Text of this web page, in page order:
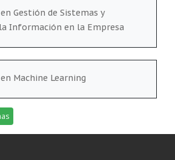
Gestión de Sistemas y
Información en la Empresa
Machine Learning